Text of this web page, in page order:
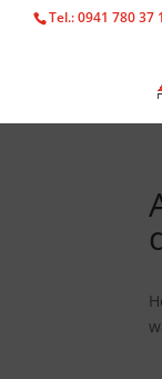
Tel.: 0941 780 37